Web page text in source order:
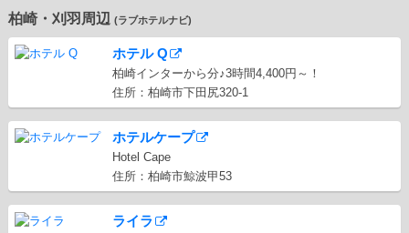
柏崎・刈羽周辺 (ラブホテルナビ)
ホテル Q
柏崎インターから分♪3時間4,400円～！
住所：柏崎市下田尻320-1
ホテルケープ
Hotel Cape
住所：柏崎市鯨波甲53
ライラ